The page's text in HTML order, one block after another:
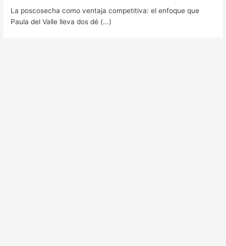
La poscosecha como ventaja competitiva: el enfoque que
Paula del Valle lleva dos dé (...)